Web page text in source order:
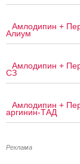
Амлодипин +
Алиум
Амлодипин +
СЗ
Амлодипин +
аргинин-ТАД
Реклама